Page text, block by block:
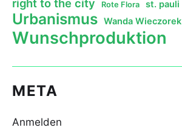
right to the city Rote Flora st. pauli
Urbanismus Wanda Wieczorek
Wunschproduktion
META
Anmelden